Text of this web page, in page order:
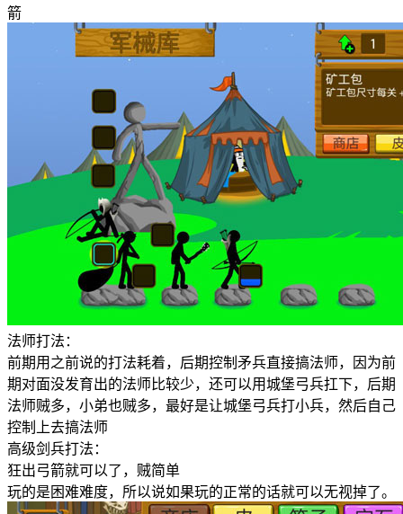
箭
法师打法：
前期用之前说的打法耗着，后期控制矛兵直接搞法师，因为前
期对面没发育出的法师比较少，还可以用城堡弓兵扛下，后期
法师贼多，小弟也贼多，最好是让城堡弓兵打小兵，然后自己
控制上去搞法师
高级剑兵打法：
狂出弓箭就可以了，贼简单
玩的是困难难度，所以说如果玩的正常的话就可以无视掉了。